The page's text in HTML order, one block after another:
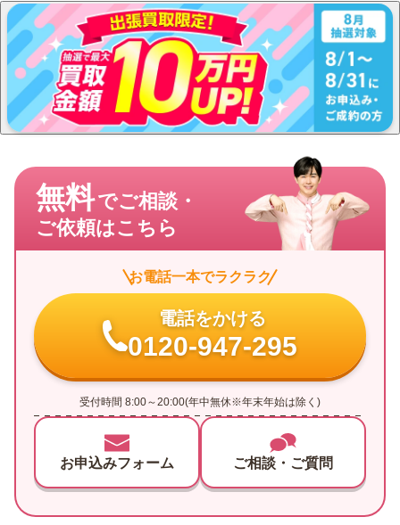
無料でご相談・
ご依頼はこちら
お電話一本でラクラク
電話をかける
0120-947-295
受付時間 8:00～20:00(年中無休※年末年始は除く)
お申込みフォーム ご相談・ご質問